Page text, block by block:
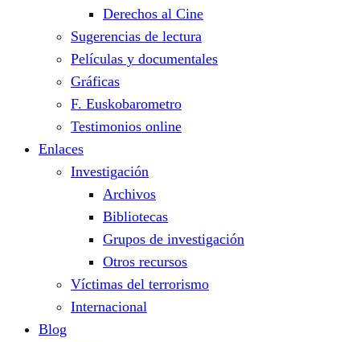
Derechos al Cine
Sugerencias de lectura
Películas y documentales
Gráficas
F. Euskobarometro
Testimonios online
Enlaces
Investigación
Archivos
Bibliotecas
Grupos de investigación
Otros recursos
Víctimas del terrorismo
Internacional
Blog